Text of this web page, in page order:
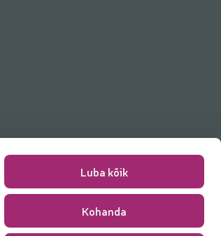
Luba kõik
Kohanda